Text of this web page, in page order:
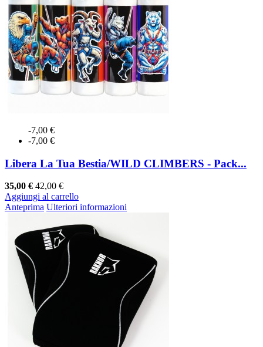
-7,00 €
-7,00 €
Libera La Tua Bestia/WILD CLIMBERS - Pack...
35,00 € 42,00 €
Aggiungi al carrello
Anteprima Ulteriori informazioni